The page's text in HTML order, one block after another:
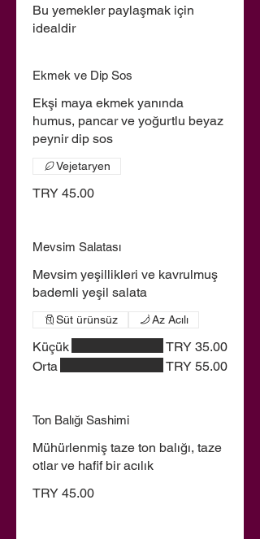
Bu yemekler paylaşmak için
idealdir
Ekmek ve Dip Sos
Ekşi maya ekmek yanında
humus, pancar ve yoğurtlu beyaz
peynir dip sos
TRY 45.00
Vejetaryen
Mevsim Salatası
Mevsim yeşillikleri ve kavrulmuş
bademli yeşil salata
Küçük
TRY 35.00
Orta
TRY 55.00
Süt ürünsüz Az Acılı
Ton Balığı Sashimi
Mühürlenmiş taze ton balığı, taze
otlar ve hafif bir acılık
TRY 45.00